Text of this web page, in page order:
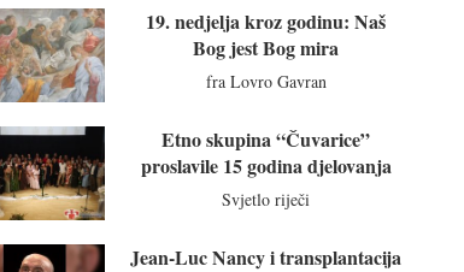
19. nedjelja kroz godinu: Naš
Bog jest Bog mira
fra Lovro Gavran
Etno skupina “Čuvarice”
proslavile 15 godina djelovanja
Svjetlo riječi
Jean-Luc Nancy i transplantacija